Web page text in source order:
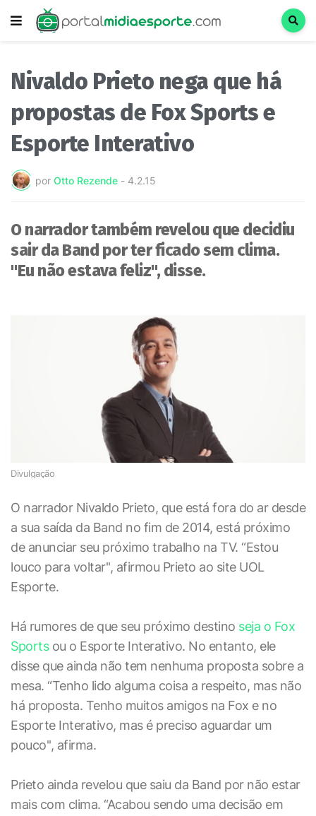
Nivaldo Prieto nega que há
propostas de Fox Sports e
Esporte Interativo
por Otto Rezende - 4.2.15
O narrador também revelou que decidiu
sair da Band por ter ficado sem clima.
"Eu não estava feliz", disse.
Divulgação
O narrador Nivaldo Prieto, que está fora do ar desde
a sua saída da Band no fim de 2014, está próximo
de anunciar seu próximo trabalho na TV. “Estou
louco para voltar'', afirmou Prieto ao site UOL
Esporte.
Há rumores de que seu próximo destino seja o Fox
Sportsou o Esporte Interativo. No entanto, ele
disse que ainda não tem nenhuma proposta sobre a
mesa. “Tenho lido alguma coisa a respeito, mas não
há proposta. Tenho muitos amigos na Fox e no
Esporte Interativo, mas é preciso aguardar um
pouco'', afirma.
Prieto ainda revelou que saiu da Band por não estar
mais com clima. “Acabou sendo uma decisão em